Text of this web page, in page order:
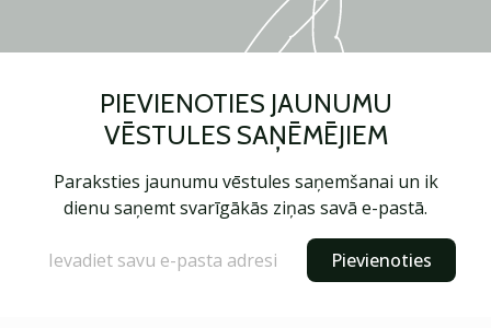
PIEVIENOTIES JAUNUMU
VĒSTULES SAŅĒMĒJIEM
Paraksties jaunumu vēstules saņemšanai un ik
dienu saņemt svarīgākās ziņas savā e-pastā.
Pievienoties